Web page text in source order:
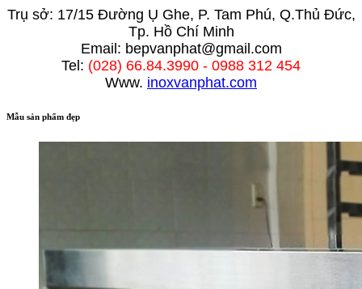
Trụ sở: 17/15 Đường Ụ Ghe, P. Tam Phú, Q.Thủ Đức,
Tp. Hồ Chí Minh
Email: bepvanphat@gmail.com
Tel: (028) 66.84.3990 - 0988 312 454
Www. inoxvanphat.com
Mẫu sản phẩm đẹp